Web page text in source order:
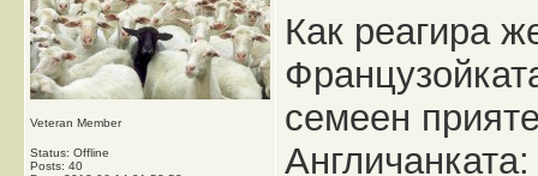
Veteran Member
Status: Offline
Posts: 40
Как реагира
семеен